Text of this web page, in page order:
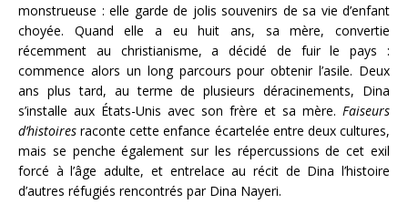
monstrueuse : elle garde de jolis souvenirs de sa vie d’enfant
choyée. Quand elle a eu huit ans, sa mère, convertie
récemment au christianisme, a décidé de fuir le pays :
commence alors un long parcours pour obtenir l’asile. Deux
ans plus tard, au terme de plusieurs déracinements, Dina
s’installe aux États-Unis avec son frère et sa mère. Faiseurs
d’histoires raconte cette enfance écartelée entre deux cultures,
mais se penche également sur les répercussions de cet exil
forcé à l’âge adulte, et entrelace au récit de Dina l’histoire
d’autres réfugiés rencontrés par Dina Nayeri.